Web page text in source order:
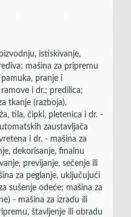
istiskivanje,
mašina za pripremu
pranje i
i dr.; predilica;
tkanje (razboja),
tila, čipki, pletenica i dr. -
zaustavljača
i dr. - mašina za
dekorisanje, finalnu
previjanje, sečenje ili
za peglanje, uključujući
sušenje odeće; mašina za
- mašina za izradu ili
štavljenje ili obradu